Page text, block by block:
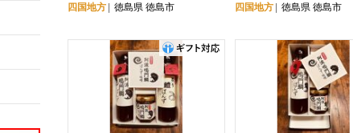
四国地方 徳島県 徳島市 四国地方 徳島県 徳島市